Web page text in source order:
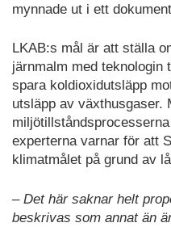
mynnade ut i ett
LKAB:s mål är att ställa
järnmalm med teknologin
spara koldioxidutsläpp
utsläpp av växthusgaser.
experterna varnar för att
klimatmålet på grund av
– Det här saknar helt
beskrivas som annat än